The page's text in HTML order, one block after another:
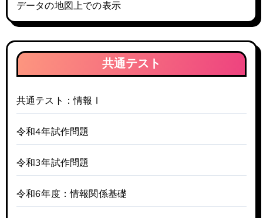
データの地図上での表示
共通テスト
共通テスト：情報Ⅰ
令和4年試作問題
令和3年試作問題
令和6年度：情報関係基礎